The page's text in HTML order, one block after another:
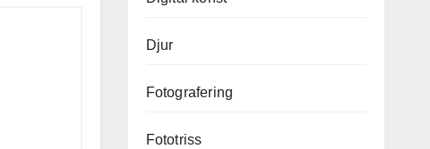
Djur
Fotografering
Fototriss